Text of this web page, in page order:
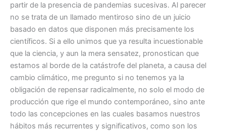
partir de la presencia de pandemias sucesivas. Al parecer
no se trata de un llamado mentiroso sino de un juicio
basado en datos que disponen más precisamente los
científicos. Si a ello unimos que ya resulta incuestionable
que la ciencia, y aun la mera sensatez, pronostican que
estamos al borde de la catástrofe del planeta, a causa del
cambio climático, me pregunto si no tenemos ya la
obligación de repensar radicalmente, no solo el modo de
producción que rige el mundo contemporáneo, sino ante
todo las concepciones en las cuales basamos nuestros
hábitos más recurrentes y significativos, como son los